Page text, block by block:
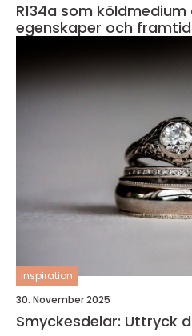
R134a som köldmedium användning,
egenskaper och framtid
inspiration
30. November 2025
Smyckesdelar: Uttryck